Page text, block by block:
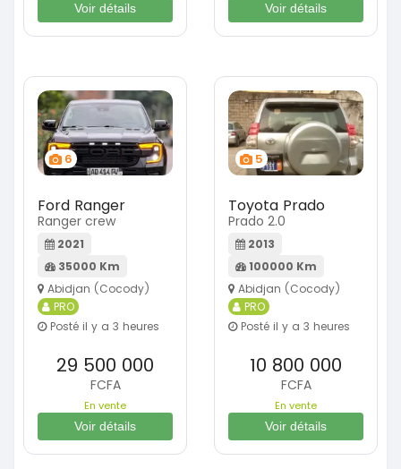
Voir détails
Voir détails
6
Ford Ranger
Ranger crew
2021
35000 Km
Abidjan (Cocody)
PRO
Posté il y a 3 heures
29 500 000
FCFA
En vente
Voir détails
5
Toyota Prado
Prado 2.0
2013
100000 Km
Abidjan (Cocody)
PRO
Posté il y a 3 heures
10 800 000
FCFA
En vente
Voir détails